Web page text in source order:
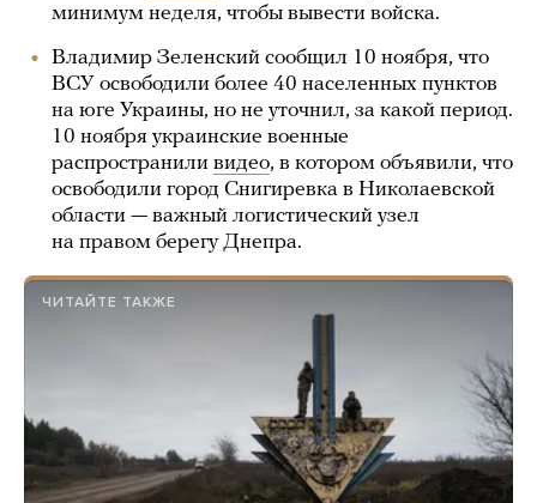
минимум неделя, чтобы вывести войска.
Владимир Зеленский сообщил 10 ноября, что
ВСУ освободили более 40 населенных пунктов
на юге Украины, но не уточнил, за какой период.
10 ноября украинские военные
распространили видео, в котором объявили, что
освободили город Снигиревка в Николаевской
области — важный логистический узел
на правом берегу Днепра.
ЧИТАЙТЕ ТАКЖЕ